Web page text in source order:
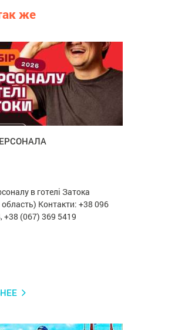
же
в готелі Затока
Контакти: +38 096
+38 (067) 369 5419